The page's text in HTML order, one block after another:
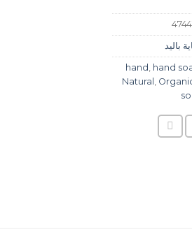
باليد
hand hand
Natural